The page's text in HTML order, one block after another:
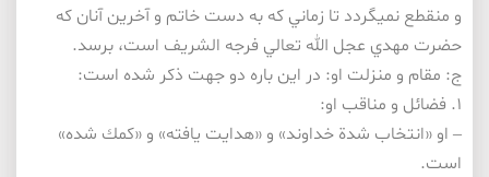
و منقطع نمي­گردد تا زماني كه به دست خاتم و آخرين آنان كه
حضرت مهدي عجل الله تعالي فرجه الشريف است، برسد.
ج: مقام و منزلت او: در اين باره دو جهت ذكر شده است:
۱. فضائل و مناقب او:
– او «انتخاب شدة خداوند» و «هدايت يافته» و «كمك شده»
است.